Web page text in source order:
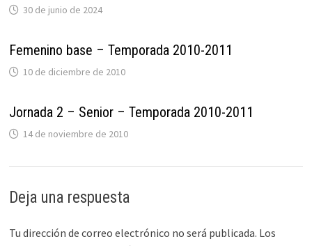
30 de junio de 2024
Femenino base – Temporada 2010-2011
10 de diciembre de 2010
Jornada 2 – Senior – Temporada 2010-2011
14 de noviembre de 2010
Deja una respuesta
Tu dirección de correo electrónico no será publicada. Los